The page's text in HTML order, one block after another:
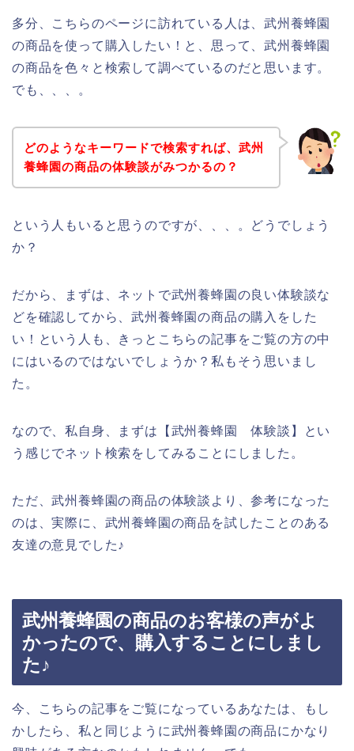
多分、こちらのページに訪れている人は、武州養蜂園
の商品を使って購入したい！と、思って、武州養蜂園
の商品を色々と検索して調べているのだと思います。
でも、、、。
どのようなキーワードで検索すれば、武州
養蜂園の商品の体験談がみつかるの？
という人もいると思うのですが、、、。どうでしょう
か？
だから、まずは、ネットで武州養蜂園の良い体験談な
どを確認してから、武州養蜂園の商品の購入をした
い！という人も、きっとこちらの記事をご覧の方の中
にはいるのではないでしょうか？私もそう思いまし
た。
なので、私自身、まずは【武州養蜂園 体験談】とい
う感じでネット検索をしてみることにしました。
ただ、武州養蜂園の商品の体験談より、参考になった
のは、実際に、武州養蜂園の商品を試したことのある
友達の意見でした♪
武州養蜂園の商品のお客様の声がよ
かったので、購入することにしまし
た♪
今、こちらの記事をご覧になっているあなたは、もし
かしたら、私と同じように武州養蜂園の商品にかなり